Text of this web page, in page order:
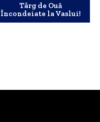
Târg de Ouă
Încondeiate la Vaslui!